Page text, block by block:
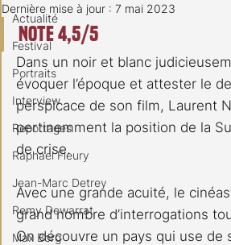
Actualité
Festival
Portraits
Interview
Reportages
Raphael Fleury
Jean-Marc Detrey
Remy Dewarrat
Max Borg
Dernière mise à jour : 7 mai 2023
Note 4,5/5
Dans un noir et blanc
évoquer l’époque et attester le
perspicace de son film, Laurent
pertinemment la position de la
de crise.
Avec une grande acuité, le
grand nombre d’interrogations
On découvre un pays qui use de